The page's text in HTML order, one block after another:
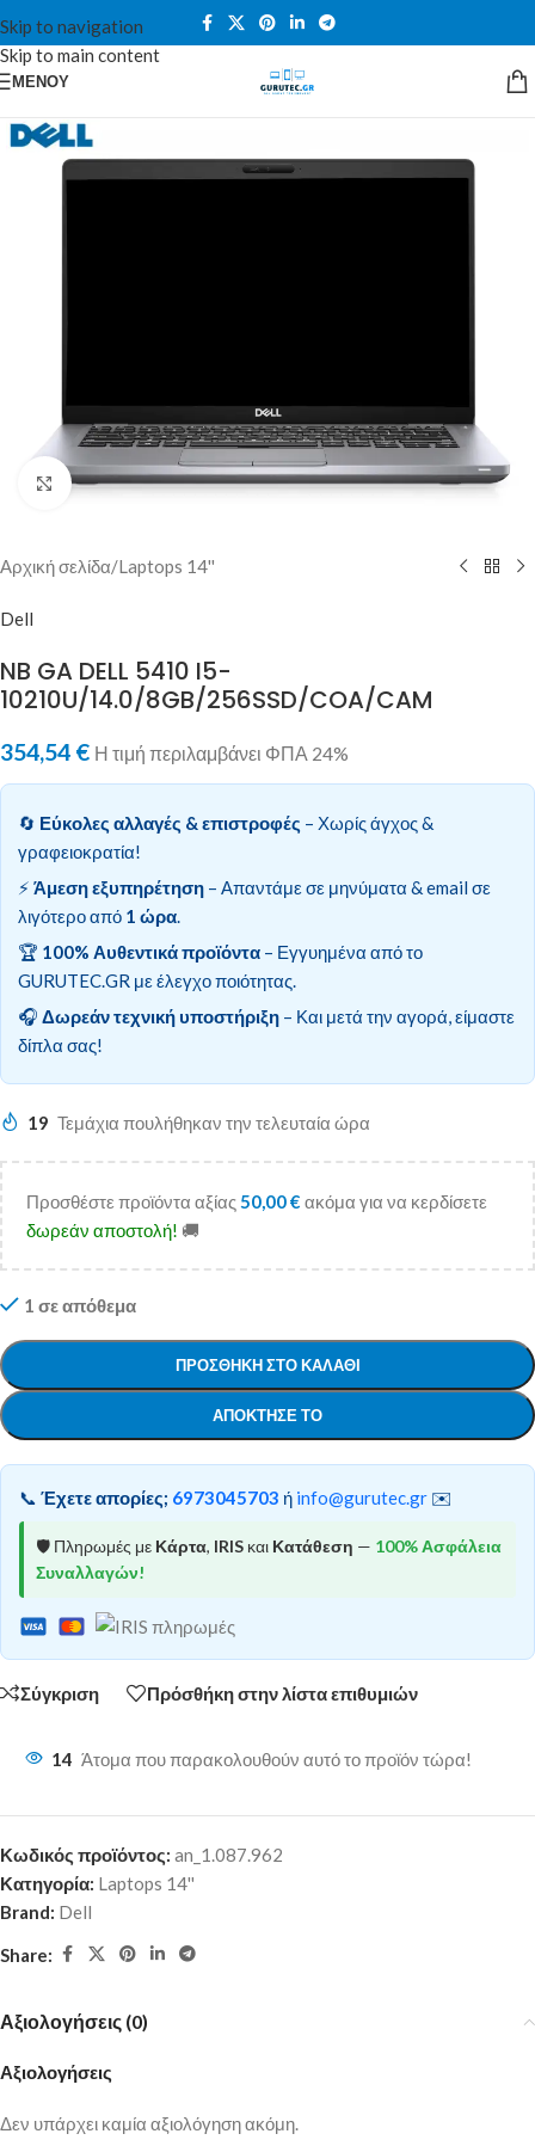
Skip to navigation
Skip to main content
ΜΕΝΟΎ
Κλικ για μεγέθυνση
Αρχική σελίδα/Laptops 14''
Dell
NB GA DELL 5410 I5-
10210U/14.0/8GB/256SSD/COA/CAM
354,54 € Η τιμή περιλαμβάνει ΦΠΑ 24%
🔄 Εύκολες αλλαγές & επιστροφές – Χωρίς άγχος &
γραφειοκρατία!
⚡ Άμεση εξυπηρέτηση – Απαντάμε σε μηνύματα & email σε
λιγότερο από 1 ώρα.
🏆 100% Αυθεντικά προϊόντα – Εγγυημένα από το
GURUTEC.GR με έλεγχο ποιότητας.
🎧 Δωρεάν τεχνική υποστήριξη – Και μετά την αγορά, είμαστε
δίπλα σας!
19 Τεμάχια πουλήθηκαν την τελευταία ώρα
Προσθέστε προϊόντα αξίας50,00€ ακόμα για να κερδίσετε
δωρεάν αποστολή! 🚚
1 σε απόθεμα
ΠΡΟΣΘΉΚΗ ΣΤΟ ΚΑΛΆΘΙ
ΑΠΌΚΤΗΣΕ ΤΟ
📞 Έχετε απορίες; 6973045703 ή info@gurutec.gr ✉️
🛡️ Πληρωμές με Κάρτα, IRIS και Κατάθεση — 100% Ασφάλεια
Συναλλαγών!
Σύγκριση Πρόσθήκη στην λίστα επιθυμιών
14 Άτομα που παρακολουθούν αυτό το προϊόν τώρα!
Κωδικός προϊόντος: an_1.087.962
Κατηγορία: Laptops 14''
Brand: Dell
Share:
Αξιολογήσεις (0)
Αξιολογήσεις
Δεν υπάρχει καμία αξιολόγηση ακόμη.